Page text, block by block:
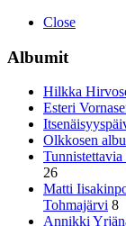
Close
Albumit
Hilkka
Esteri
Olkkosen
26
Matti
Tohmajärvi 8
Annikki